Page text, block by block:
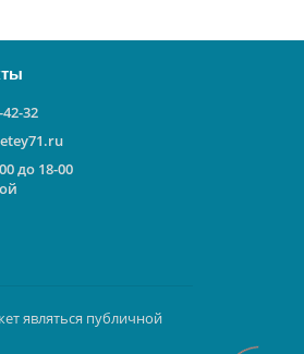
32
до 18-00
являться публичной